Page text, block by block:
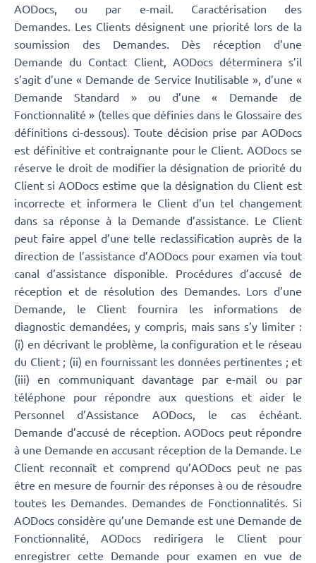
AODocs, ou par e-mail. Caractérisation des
Demandes. Les Clients désignent une priorité lors de la
soumission des Demandes. Dès réception d’une
Demande du Contact Client, AODocs déterminera s’il
s’agit d’une « Demande de Service Inutilisable », d’une «
Demande Standard » ou d’une « Demande de
Fonctionnalité » (telles que définies dans le Glossaire des
définitions ci-dessous). Toute décision prise par AODocs
est définitive et contraignante pour le Client. AODocs se
réserve le droit de modifier la désignation de priorité du
Client si AODocs estime que la désignation du Client est
incorrecte et informera le Client d’un tel changement
dans sa réponse à la Demande d’assistance. Le Client
peut faire appel d’une telle reclassification auprès de la
direction de l’assistance d’AODocs pour examen via tout
canal d’assistance disponible. Procédures d’accusé de
réception et de résolution des Demandes. Lors d’une
Demande, le Client fournira les informations de
diagnostic demandées, y compris, mais sans s’y limiter :
(i) en décrivant le problème, la configuration et le réseau
du Client ; (ii) en fournissant les données pertinentes ; et
(iii) en communiquant davantage par e-mail ou par
téléphone pour répondre aux questions et aider le
Personnel d’Assistance AODocs, le cas échéant.
Demande d’accusé de réception. AODocs peut répondre
à une Demande en accusant réception de la Demande. Le
Client reconnaît et comprend qu’AODocs peut ne pas
être en mesure de fournir des réponses à ou de résoudre
toutes les Demandes. Demandes de Fonctionnalités. Si
AODocs considère qu’une Demande est une Demande de
Fonctionnalité, AODocs redirigera le Client pour
enregistrer cette Demande pour examen en vue de